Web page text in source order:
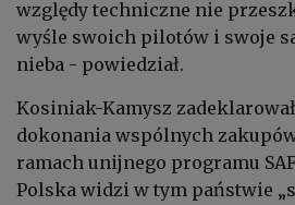
względy techniczne nie
wyśle swoich pilotów i swoje
nieba - powiedział.
Kosiniak-Kamysz
dokonania wspólnych
ramach unijnego programu
Polska widzi w tym państwie